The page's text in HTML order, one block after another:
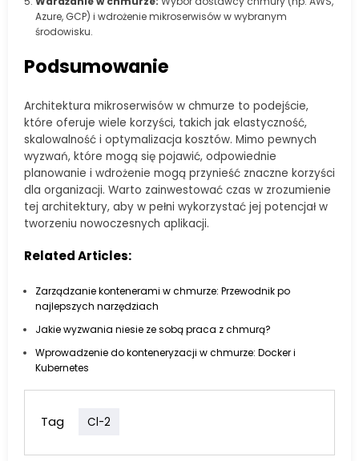
Azure, GCP) i wdrożenie mikroserwisów w wybranym
środowisku.
Podsumowanie
Architektura mikroserwisów w chmurze to podejście,
które oferuje wiele korzyści, takich jak elastyczność,
skalowalność i optymalizacja kosztów. Mimo pewnych
wyzwań, które mogą się pojawić, odpowiednie
planowanie i wdrożenie mogą przynieść znaczne korzyści
dla organizacji. Warto zainwestować czas w zrozumienie
tej architektury, aby w pełni wykorzystać jej potencjał w
tworzeniu nowoczesnych aplikacji.
Related Articles:
Zarządzanie kontenerami w chmurze: Przewodnik po
najlepszych narzędziach
Jakie wyzwania niesie ze sobą praca z chmurą?
Wprowadzenie do konteneryzacji w chmurze: Docker i
Kubernetes
Tag Cl-2